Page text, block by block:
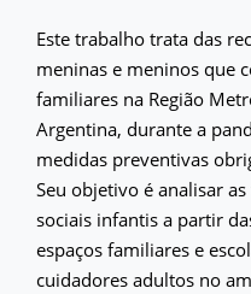
Este trabalho trata das
meninas e meninos que
familiares na Região
Argentina, durante a
medidas preventivas
Seu objetivo é analisar
sociais infantis a partir
espaços familiares e
cuidadores adultos no